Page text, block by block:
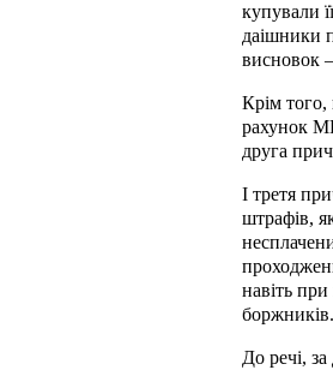
купували
даішники
висновок
Крім того,
рахунок
друга
І третя
штрафів,
навіть
боржників.
До речі,